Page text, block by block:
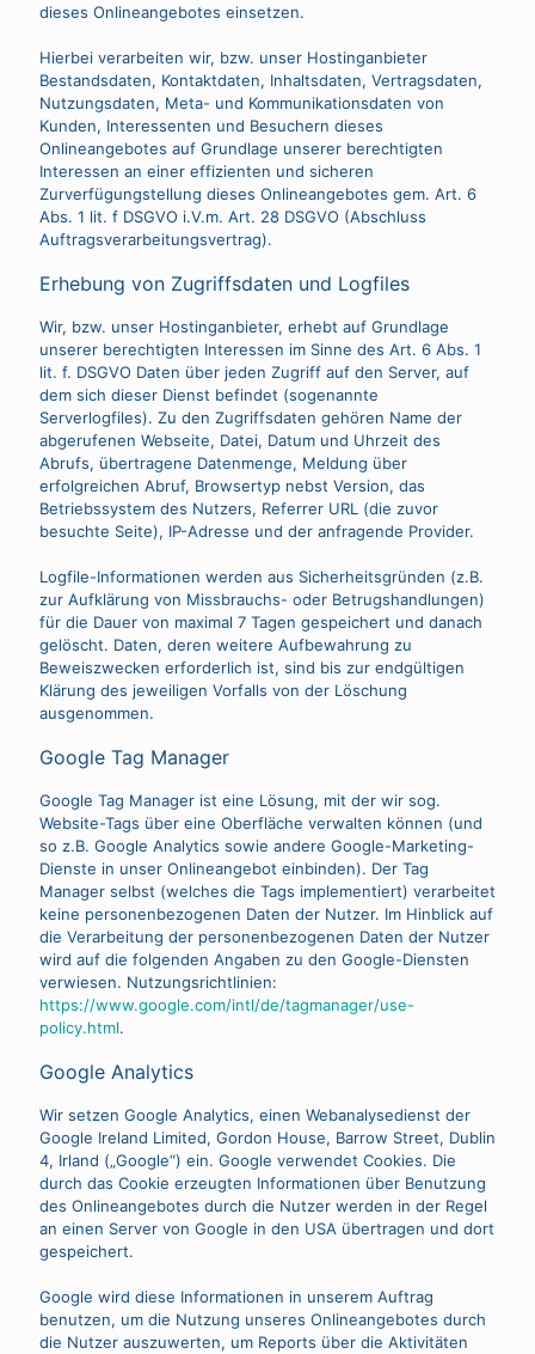
dieses Onlineangebotes einsetzen.
Hierbei verarbeiten wir, bzw. unser Hostinganbieter
Bestandsdaten, Kontaktdaten, Inhaltsdaten, Vertragsdaten,
Nutzungsdaten, Meta- und Kommunikationsdaten von
Kunden, Interessenten und Besuchern dieses
Onlineangebotes auf Grundlage unserer berechtigten
Interessen an einer effizienten und sicheren
Zurverfügungstellung dieses Onlineangebotes gem. Art. 6
Abs. 1 lit. f DSGVO i.V.m. Art. 28 DSGVO (Abschluss
Auftragsverarbeitungsvertrag).
Erhebung von Zugriffsdaten und Logfiles
Wir, bzw. unser Hostinganbieter, erhebt auf Grundlage
unserer berechtigten Interessen im Sinne des Art. 6 Abs. 1
lit. f. DSGVO Daten über jeden Zugriff auf den Server, auf
dem sich dieser Dienst befindet (sogenannte
Serverlogfiles). Zu den Zugriffsdaten gehören Name der
abgerufenen Webseite, Datei, Datum und Uhrzeit des
Abrufs, übertragene Datenmenge, Meldung über
erfolgreichen Abruf, Browsertyp nebst Version, das
Betriebssystem des Nutzers, Referrer URL (die zuvor
besuchte Seite), IP-Adresse und der anfragende Provider.
Logfile-Informationen werden aus Sicherheitsgründen (z.B.
zur Aufklärung von Missbrauchs- oder Betrugshandlungen)
für die Dauer von maximal 7 Tagen gespeichert und danach
gelöscht. Daten, deren weitere Aufbewahrung zu
Beweiszwecken erforderlich ist, sind bis zur endgültigen
Klärung des jeweiligen Vorfalls von der Löschung
ausgenommen.
Google Tag Manager
Google Tag Manager ist eine Lösung, mit der wir sog.
Website-Tags über eine Oberfläche verwalten können (und
so z.B. Google Analytics sowie andere Google-Marketing-
Dienste in unser Onlineangebot einbinden). Der Tag
Manager selbst (welches die Tags implementiert) verarbeitet
keine personenbezogenen Daten der Nutzer. Im Hinblick auf
die Verarbeitung der personenbezogenen Daten der Nutzer
wird auf die folgenden Angaben zu den Google-Diensten
verwiesen. Nutzungsrichtlinien:
https://www.google.com/intl/de/tagmanager/use-
policy.html.
Google Analytics
Wir setzen Google Analytics, einen Webanalysedienst der
Google Ireland Limited, Gordon House, Barrow Street, Dublin
4, Irland („Google“) ein. Google verwendet Cookies. Die
durch das Cookie erzeugten Informationen über Benutzung
des Onlineangebotes durch die Nutzer werden in der Regel
an einen Server von Google in den USA übertragen und dort
gespeichert.
Google wird diese Informationen in unserem Auftrag
benutzen, um die Nutzung unseres Onlineangebotes durch
die Nutzer auszuwerten, um Reports über die Aktivitäten